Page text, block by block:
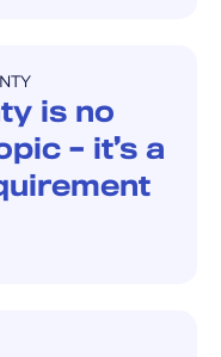
is no
– it’s a